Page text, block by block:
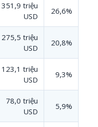
351,9 triệu
USD
26,6%
275,5 triệu
USD
20,8%
123,1 triệu
USD
9,3%
78,0 triệu
USD
5,9%